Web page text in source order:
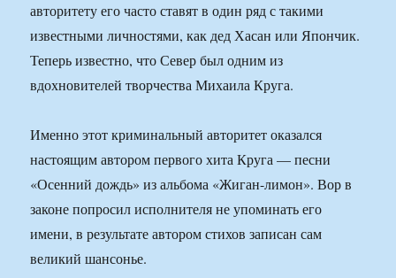
авторитету его часто ставят в один ряд с такими
известными личностями, как дед Хасан или Япончик.
Теперь известно, что Север был одним из
вдохновителей творчества Михаила Круга.
Именно этот криминальный авторитет оказался
настоящим автором первого хита Круга — песни
«Осенний дождь» из альбома «Жиган-лимон». Вор в
законе попросил исполнителя не упоминать его
имени, в результате автором стихов записан сам
великий шансонье.